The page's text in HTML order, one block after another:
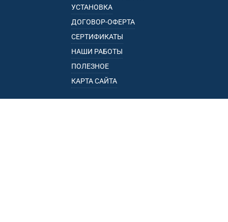
УСТАНОВКА
ДОГОВОР-ОФЕРТА
СЕРТИФИКАТЫ
НАШИ РАБОТЫ
ПОЛЕЗНОЕ
КАРТА САЙТА